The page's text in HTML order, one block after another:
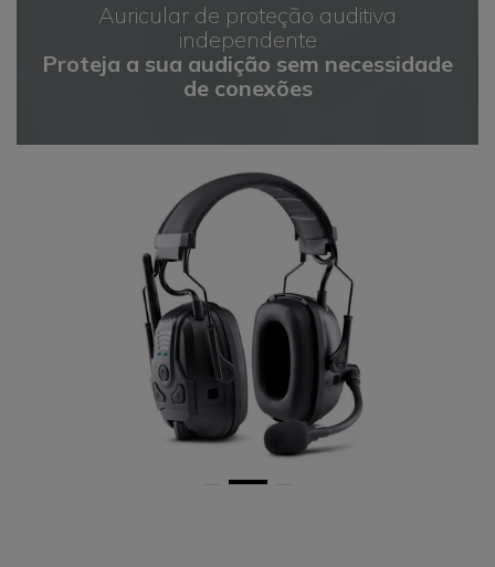
Auricular de proteção auditiva
independente
Proteja a sua audição sem necessidade
de conexões